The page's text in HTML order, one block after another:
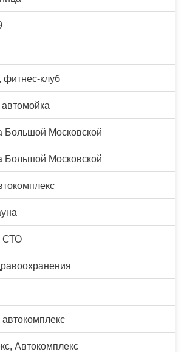
фитнес-клуб
Большой Московской
Большой Московской
СТО
Автокомплекс